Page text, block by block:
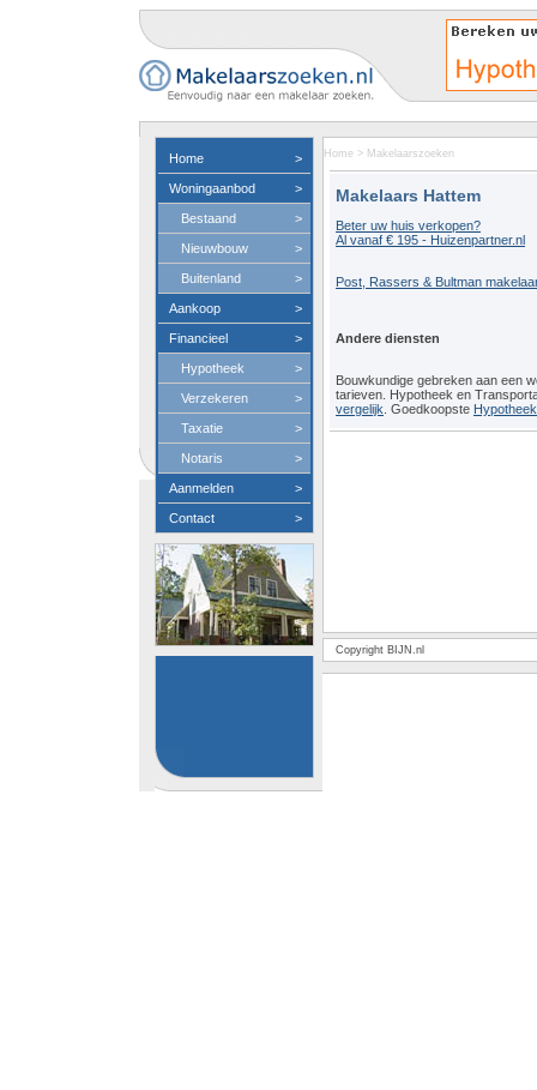
Home >
Woningaanbod >
Bestaand >
Nieuwbouw >
Buitenland >
Aankoop >
Financieel >
Hypotheek >
Verzekeren >
Taxatie >
Notaris >
Aanmelden >
Contact >
Home > Makelaarszoeken
Makelaars Hattem
Beter uw huis verkopen?
Al vanaf € 195 - Huizenpartner.nl
Post, Rassers & Bultman
Andere diensten
Bouwkundige gebreken aan een
tarieven. Hypotheek en
vergelijk . Goedkoopste
Copyright BIJN.nl